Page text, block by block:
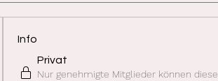
Info
Privat
Nur genehmigte Mitglieder können diese